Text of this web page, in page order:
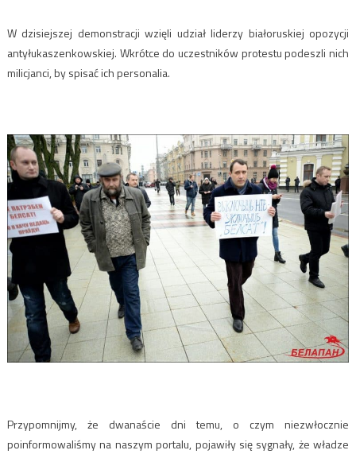
W dzisiejszej demonstracji wzięli udział liderzy białoruskiej opozycji
antyłukaszenkowskiej. Wkrótce do uczestników protestu podeszli nich
milicjanci, by spisać ich personalia.
Przypomnijmy, że dwanaście dni temu, o czym niezwłocznie
poinformowaliśmy na naszym portalu, pojawiły się sygnały, że władze